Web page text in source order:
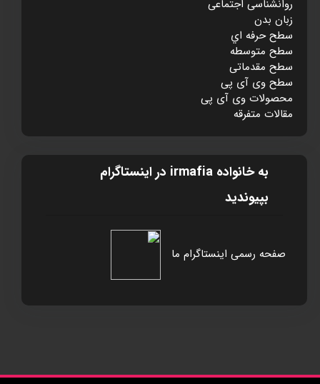
روانشناسی اجتماعی
زبان بدن
سطح حرفه اي
سطح متوسطه
سطح مقدماتی
سطح وی آی پی
محصولات وی آی پی
مقالات متفرقه
به خانواده irmafia در اينستاگرام
بپيونديد
صفحه رسمی اینستاگرام ما